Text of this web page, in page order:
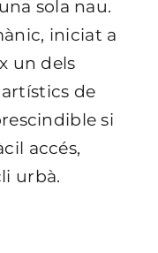
sola nau.
iniciat a
un dels
de
si
accés,
urbà.